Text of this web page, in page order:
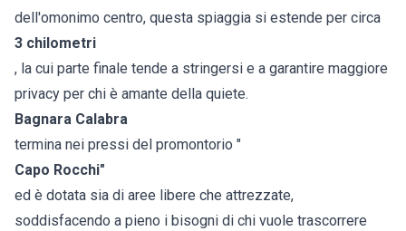
dell'omonimo centro, questa spiaggia si estende per circa
3 chilometri
, la cui parte finale tende a stringersi e a garantire maggiore
privacy per chi è amante della quiete.
Bagnara Calabra
termina nei pressi del promontorio "
Capo Rocchi"
ed è dotata sia di aree libere che attrezzate,
soddisfacendo a pieno i bisogni di chi vuole trascorrere